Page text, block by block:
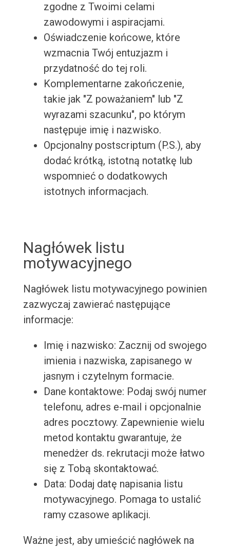
zgodne z Twoimi celami
zawodowymi i aspiracjami.
Oświadczenie końcowe, które
wzmacnia Twój entuzjazm i
przydatność do tej roli.
Komplementarne zakończenie,
takie jak "Z poważaniem" lub "Z
wyrazami szacunku", po którym
następuje imię i nazwisko.
Opcjonalny postscriptum (P.S.), aby
dodać krótką, istotną notatkę lub
wspomnieć o dodatkowych
istotnych informacjach.
Nagłówek listu
motywacyjnego
Nagłówek listu motywacyjnego powinien
zazwyczaj zawierać następujące
informacje:
Imię i nazwisko: Zacznij od swojego
imienia i nazwiska, zapisanego w
jasnym i czytelnym formacie.
Dane kontaktowe: Podaj swój numer
telefonu, adres e-mail i opcjonalnie
adres pocztowy. Zapewnienie wielu
metod kontaktu gwarantuje, że
menedżer ds. rekrutacji może łatwo
się z Tobą skontaktować.
Data: Dodaj datę napisania listu
motywacyjnego. Pomaga to ustalić
ramy czasowe aplikacji.
Ważne jest, aby umieścić nagłówek na